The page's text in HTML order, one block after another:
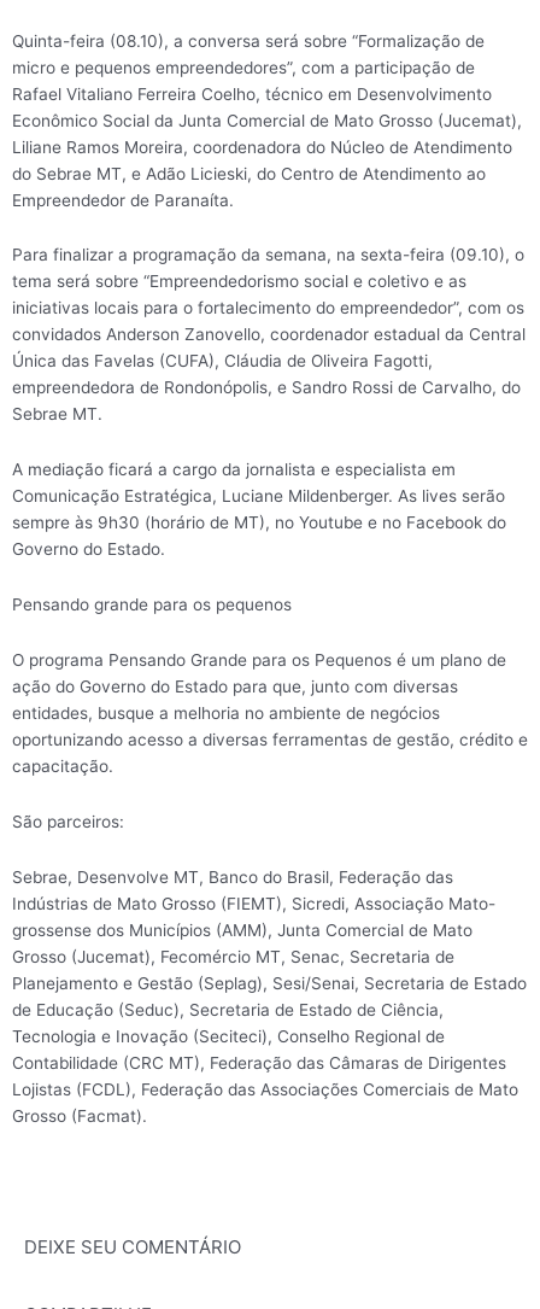
Quinta-feira (08.10), a conversa será sobre “Formalização de
micro e pequenos empreendedores”, com a participação de
Rafael Vitaliano Ferreira Coelho, técnico em Desenvolvimento
Econômico Social da Junta Comercial de Mato Grosso (Jucemat),
Liliane Ramos Moreira, coordenadora do Núcleo de Atendimento
do Sebrae MT, e Adão Licieski, do Centro de Atendimento ao
Empreendedor de Paranaíta.
Para finalizar a programação da semana, na sexta-feira (09.10), o
tema será sobre “Empreendedorismo social e coletivo e as
iniciativas locais para o fortalecimento do empreendedor”, com os
convidados Anderson Zanovello, coordenador estadual da Central
Única das Favelas (CUFA), Cláudia de Oliveira Fagotti,
empreendedora de Rondonópolis, e Sandro Rossi de Carvalho, do
Sebrae MT.
A mediação ficará a cargo da jornalista e especialista em
Comunicação Estratégica, Luciane Mildenberger. As lives serão
sempre às 9h30 (horário de MT), no Youtube e no Facebook do
Governo do Estado.
Pensando grande para os pequenos
O programa Pensando Grande para os Pequenos é um plano de
ação do Governo do Estado para que, junto com diversas
entidades, busque a melhoria no ambiente de negócios
oportunizando acesso a diversas ferramentas de gestão, crédito e
capacitação.
São parceiros:
Sebrae, Desenvolve MT, Banco do Brasil, Federação das
Indústrias de Mato Grosso (FIEMT), Sicredi, Associação Mato-
grossense dos Municípios (AMM), Junta Comercial de Mato
Grosso (Jucemat), Fecomércio MT, Senac, Secretaria de
Planejamento e Gestão (Seplag), Sesi/Senai, Secretaria de Estado
de Educação (Seduc), Secretaria de Estado de Ciência,
Tecnologia e Inovação (Seciteci), Conselho Regional de
Contabilidade (CRC MT), Federação das Câmaras de Dirigentes
Lojistas (FCDL), Federação das Associações Comerciais de Mato
Grosso (Facmat).
DEIXE SEU COMENTÁRIO